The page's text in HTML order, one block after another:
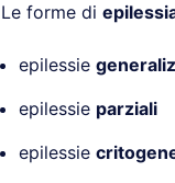
Le forme di
epilessie
epilessie parziali
epilessie